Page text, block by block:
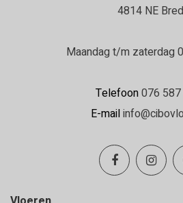
4814 NE
Maandag t/m zaterdag
Telefoon076
E-mail